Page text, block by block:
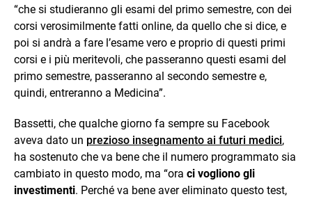
“che si studieranno gli esami del primo semestre, con dei
corsi verosimilmente fatti online, da quello che si dice, e
poi si andrà a fare l’esame vero e proprio di questi primi
corsi e i più meritevoli, che passeranno questi esami del
primo semestre, passeranno al secondo semestre e,
quindi, entreranno a Medicina”.
Bassetti, che qualche giorno fa sempre su Facebook
aveva dato un prezioso insegnamento ai futuri medici,
ha sostenuto che va bene che il numero programmato sia
cambiato in questo modo, ma “ora ci vogliono gli
investimenti. Perché va bene aver eliminato questo test,